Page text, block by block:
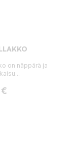
on näppärä ja